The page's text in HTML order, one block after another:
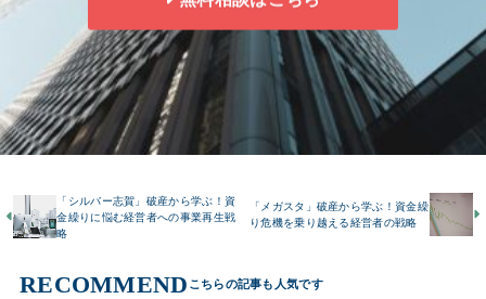
「シルバー志賀」破産から学ぶ！資
金繰りに悩む経営者への事業再生戦
略
「メガスタ」破産から学ぶ！資金繰
り危機を乗り越える経営者の戦略
RECOMMEND